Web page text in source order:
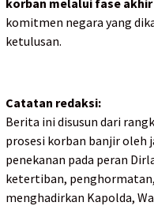
komitmen negara yang
ketulusan.
Catatan redaksi:
Berita ini disusun dari
prosesi korban banjir oleh
penekanan pada peran
ketertiban,
menghadirkan Kapolda,